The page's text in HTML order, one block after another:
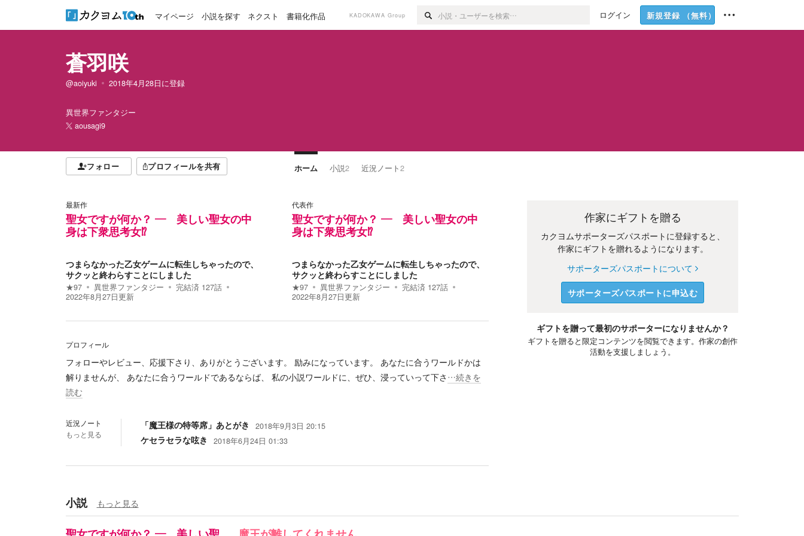
マイページ 小説を探す ネクスト 書籍化作品 KADOKAWA Group ログイン 新規登録 （無料）
蒼羽咲
@aoiyuki 2018年4月28日に登録
異世界ファンタジー
aousagi9
フォロー プロフィールを共有 ホーム 小説2 近況ノート2
最新作
聖女ですが何か？ ― 美しい聖女の中
身は下衆思考女⁉
つまらなかった乙女ゲームに転生しちゃったので、
サクッと終わらすことにしました
★97 異世界ファンタジー 完結済 127話
2022年8月27日更新
代表作
聖女ですが何か？ ― 美しい聖女の中
身は下衆思考女⁉
つまらなかった乙女ゲームに転生しちゃったので、
サクッと終わらすことにしました
★97 異世界ファンタジー 完結済 127話
2022年8月27日更新
プロフィール
フォローやレビュー、応援下さり、ありがとうございます。 励みになっています。 あなたに合うワールドかは
解りませんが、 あなたに合うワールドであるならば、 私の小説ワールドに、ぜひ、浸っていって下さ …続きを
読む
近況ノート
もっと見る
「魔王様の特等席」あとがき 2018年9月3日 20:15
ケセラセラな呟き 2018年6月24日 01:33
作家にギフトを贈る
カクヨムサポーターズパスポートに登録すると、
作家にギフトを贈れるようになります。
サポーターズパスポートについて
サポーターズパスポートに申込む
ギフトを贈って最初のサポーターになりませんか？
ギフトを贈ると限定コンテンツを閲覧できます。作家の創作
活動を支援しましょう。
小説 もっと見る